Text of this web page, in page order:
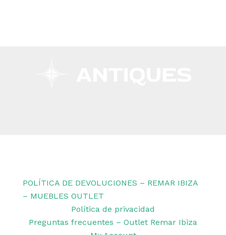
POLÍTICA DE DEVOLUCIONES – REMAR IBIZA
– MUEBLES OUTLET
Política de privacidad
Preguntas frecuentes – Outlet Remar Ibiza